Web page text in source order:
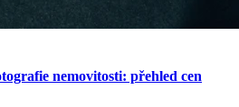
nemovitosti: přehled cen